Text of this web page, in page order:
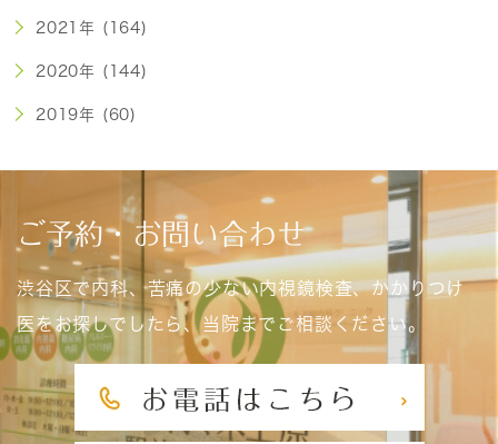
2021年 (164)
2020年 (144)
2019年 (60)
ご予約・お問い合わせ
渋谷区で内科、苦痛の少ない内視鏡検査、かかりつけ
医をお探しでしたら、当院までご相談ください。